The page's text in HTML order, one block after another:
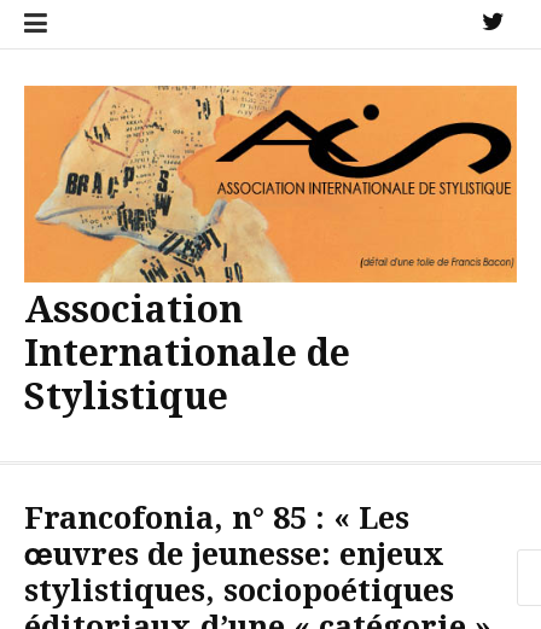
Aller
Association
Internationale de
Stylistique
Francofonia, n° 85 : « Les
œuvres de jeunesse: enjeux
stylistiques, sociopoétiques